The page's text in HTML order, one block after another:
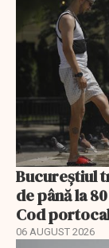
Bucureștiul
de până la
Cod
06 AUGUST 2026